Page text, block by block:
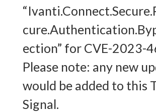
ection” for CVE-2023-
Please note: any new
would be added to this
Signal.